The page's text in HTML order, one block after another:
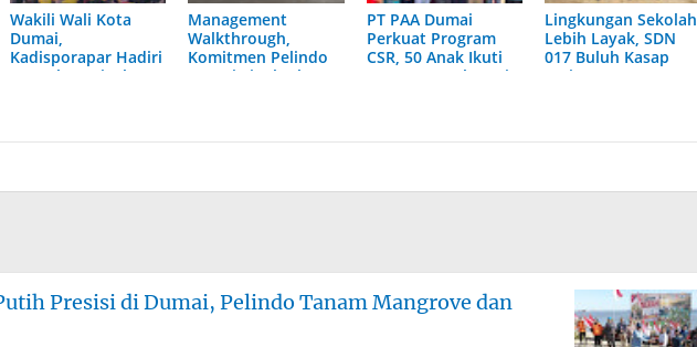
Wakili Wali Kota
Dumai,
Kadisporapar Hadiri
Puncak Festival
Management
Walkthrough,
Komitmen Pelindo
Dumai Tingkatkan
PT PAA Dumai
Perkuat Program
CSR, 50 Anak Ikuti
Sunat Massal Gratis
Lingkungan Sekolah
Lebih Layak, SDN
017 Buluh Kasap
Terima Bantuan
Presisi di Dumai, Pelindo Tanam Mangrove dan